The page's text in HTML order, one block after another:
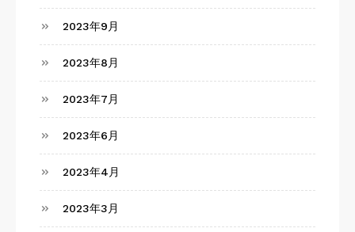
2023年9月
2023年8月
2023年7月
2023年6月
2023年4月
2023年3月